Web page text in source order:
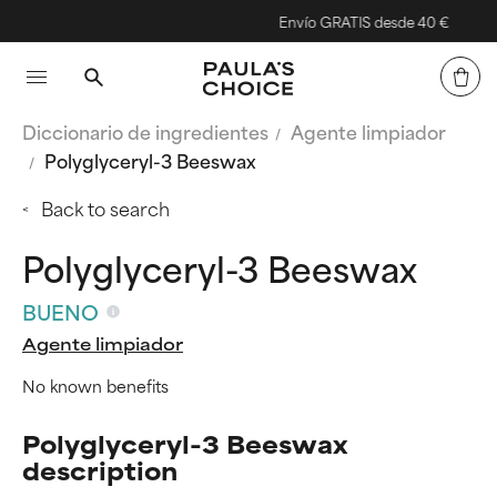
Envío GRATIS desde 40 €
Diccionario de ingredientes
Agente limpiador
Polyglyceryl-3 Beeswax
Back to search
Polyglyceryl-3 Beeswax
BUENO
Agente limpiador
No known benefits
Polyglyceryl-3 Beeswax
description